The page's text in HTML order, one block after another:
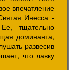
впечатление
Инесса -
тщательно
доминанта,
pазвесив
что лавку